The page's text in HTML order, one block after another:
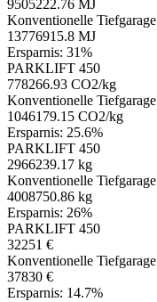
9505222.76 MJ
Konventionelle Tiefgarage
13776915.8 MJ
Ersparnis: 31%
PARKLIFT 450
778266.93 CO2/kg
Konventionelle Tiefgarage
1046179.15 CO2/kg
Ersparnis: 25.6%
PARKLIFT 450
2966239.17 kg
Konventionelle Tiefgarage
4008750.86 kg
Ersparnis: 26%
PARKLIFT 450
32251 €
Konventionelle Tiefgarage
37830 €
Ersparnis: 14.7%